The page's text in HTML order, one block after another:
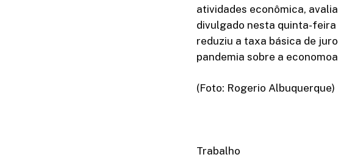
atividades econômica,
divulgado nesta quinta-feira
reduziu a taxa básica de
pandemia sobre a
(Foto: Rogerio Albuquerque)
Trabalho